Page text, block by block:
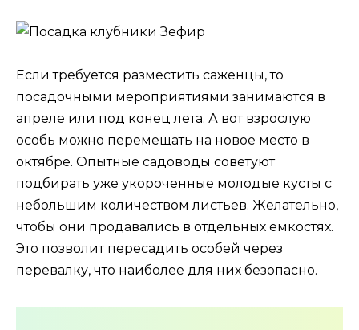
Если требуется разместить саженцы, то
посадочными мероприятиями занимаются в
апреле или под конец лета. А вот взрослую
особь можно перемещать на новое место в
октябре. Опытные садоводы советуют
подбирать уже укороченные молодые кусты с
небольшим количеством листьев. Желательно,
чтобы они продавались в отдельных емкостях.
Это позволит пересадить особей через
перевалку, что наиболее для них безопасно.